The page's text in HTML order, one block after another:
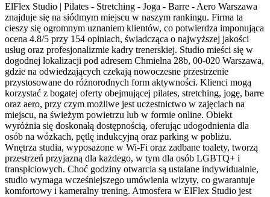
ElFlex Studio | Pilates - Stretching - Joga - Barre - Aero Warszawa
znajduje się na siódmym miejscu w naszym rankingu. Firma ta
cieszy się ogromnym uznaniem klientów, co potwierdza imponująca
ocena 4.8/5 przy 154 opiniach, świadcząca o najwyższej jakości
usług oraz profesjonalizmie kadry trenerskiej. Studio mieści się w
dogodnej lokalizacji pod adresem Chmielna 28b, 00-020 Warszawa,
gdzie na odwiedzających czekają nowoczesne przestrzenie
przystosowane do różnorodnych form aktywności. Klienci mogą
korzystać z bogatej oferty obejmującej pilates, stretching, jogę, barre
oraz aero, przy czym możliwe jest uczestnictwo w zajęciach na
miejscu, na świeżym powietrzu lub w formie online. Obiekt
wyróżnia się doskonałą dostępnością, oferując udogodnienia dla
osób na wózkach, pętlę indukcyjną oraz parking w pobliżu.
Wnętrza studia, wyposażone w Wi-Fi oraz zadbane toalety, tworzą
przestrzeń przyjazną dla każdego, w tym dla osób LGBTQ+ i
transpłciowych. Choć godziny otwarcia są ustalane indywidualnie,
studio wymaga wcześniejszego umówienia wizyty, co gwarantuje
komfortowy i kameralny trening. Atmosfera w ElFlex Studio jest